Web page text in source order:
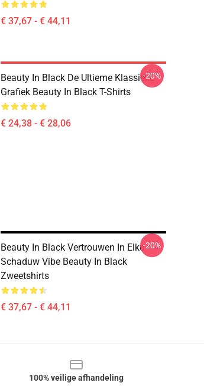
€ 37,67 - € 44,11
Beauty In Black De Ultieme Klassieke
Grafiek Beauty In Black T-Shirts
€ 24,38 - € 28,06
-20%
Beauty In Black Vertrouwen In Elke
Schaduw Vibe Beauty In Black
Zweetshirts
€ 37,67 - € 44,11
-20%
100% veilige afhandeling